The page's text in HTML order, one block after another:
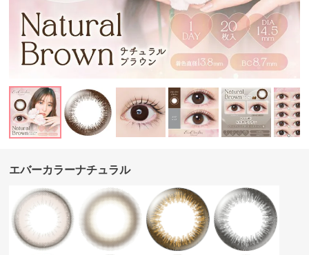
エバーカラーナチュラル